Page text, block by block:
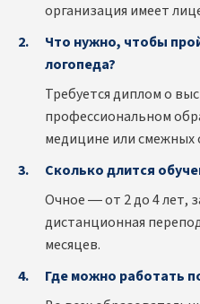
организация имеет
Что нужно, чтобы
логопеда?
Требуется диплом о
профессиональном
медицине или смежных
Сколько длится
Очное — от 2 до 4 лет,
дистанционная
месяцев.
Где можно работать